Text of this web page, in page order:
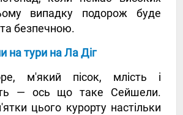
випадку подорож буде
безпечною.
на тури на Ла Діг
м'який пісок, млість і
— ось що таке Сейшели.
цього курорту настільки